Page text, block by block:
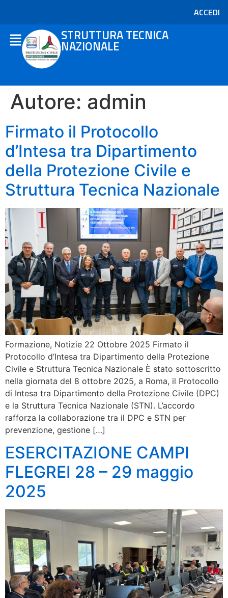
ACCEDI
STRUTTURA TECNICA
NAZIONALE
Autore: admin
Firmato il Protocollo
d’Intesa tra Dipartimento
della Protezione Civile e
Struttura Tecnica Nazionale
Formazione, Notizie 22 Ottobre 2025 Firmato il
Protocollo d’Intesa tra Dipartimento della Protezione
Civile e Struttura Tecnica Nazionale È stato sottoscritto
nella giornata del 8 ottobre 2025, a Roma, il Protocollo
di Intesa tra Dipartimento della Protezione Civile (DPC)
e la Struttura Tecnica Nazionale (STN). L’accordo
rafforza la collaborazione tra il DPC e STN per
prevenzione, gestione […]
ESERCITAZIONE CAMPI
FLEGREI 28 – 29 maggio
2025